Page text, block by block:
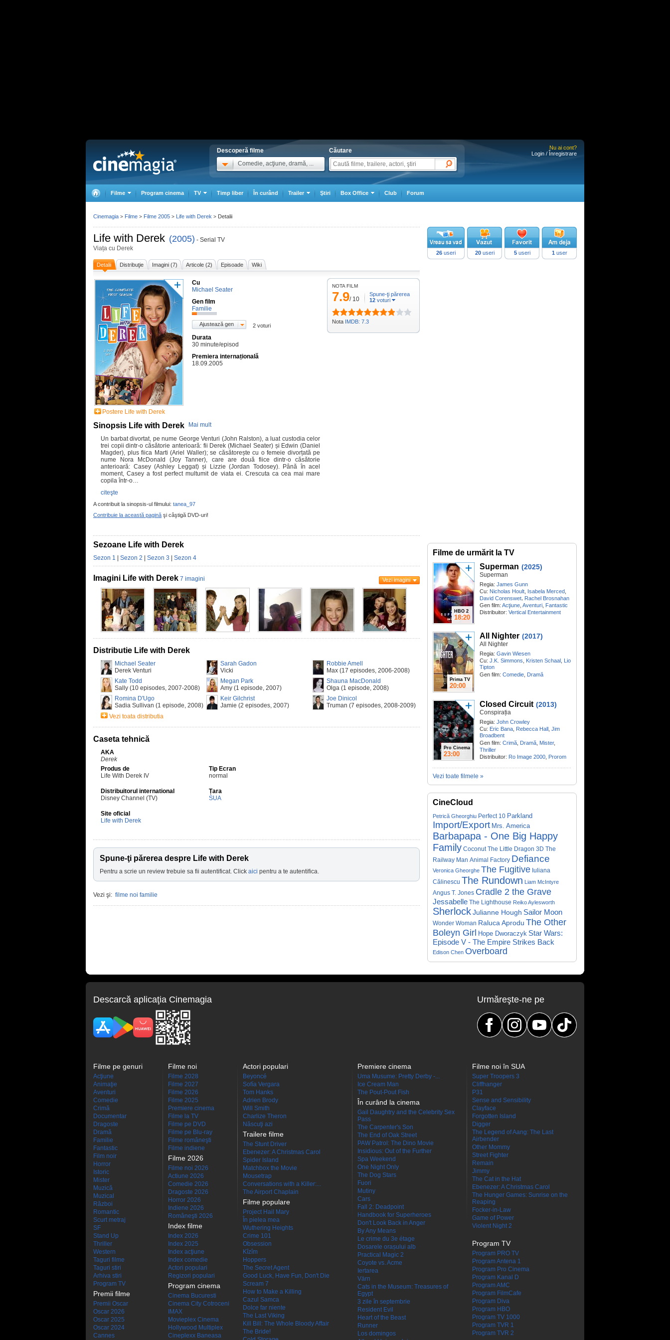
Descoperă filme
Comedie, acţiune, dramă, ...
Căutare
Nu ai cont?
Login / Înregistrare
Filme Program cinema TV Timp liber În curând Trailer Ştiri Box Office Club Forum
Life with Derek (2005) - Serial TV
Viața cu Derek
Detalii Distribuţie Imagini (7) Articole (2) Episoade Wiki
Postere Life with Derek
Cu
Michael Seater
Gen film
Familie
Ajustează gen 2 voturi
Durata
30 minute/episod
Premiera internațională
18.09.2005
Sinopsis Life with Derek
Mai mult
Un barbat divortat, pe nume George Venturi (John Ralston), a luat custodia celor
trei copii dintr-o căsătorie anterioară: fii Derek (Michael Seater) și Edwin (Daniel
Magder), plus fiica Marti (Ariel Waller); se căsătorește cu o femeie divorțată pe
nume Nora McDonald (Joy Tanner), care are două fiice dintr-o căsătorie
anterioară: Casey (Ashley Leggat) și Lizzie (Jordan Todosey). Până în acel
moment, Casey a fost perfect multumit de viata ei. Crescuta ca cea mai mare
copila într-o…
citeşte
A contribuit la sinopsis-ul filmului: tanea_97
Contribuie la această pagină şi câştigă DVD-uri!
NOTA FILM
7.9/ 10
Spune-ţi părerea
12 voturi
Nota IMDB: 7.3
26 useri 20useri 5useri 1 user
Sezoane Life with Derek
Sezon 1 Sezon 2 Sezon 3 Sezon 4
Imagini Life with Derek 7 imagini Vezi imagini
Distributie Life with Derek
Michael Seater
Derek Venturi
Sarah Gadon
Vicki
Robbie Amell
Max (17 episodes, 2006-2008)
Kate Todd
Sally (10 episodes, 2007-2008)
Megan Park
Amy (1 episode, 2007)
Shauna MacDonald
Olga (1 episode, 2008)
Romina D'Ugo
Sadia Sullivan (1 episode, 2008)
Keir Gilchrist
Jamie (2 episodes, 2007)
Joe Dinicol
Truman (7 episodes, 2008-2009)
Vezi toata distributia
Caseta tehnică
AKA
Derek
Produs de
Life With Derek IV
Tip Ecran
normal
Distribuitorul international
Disney Channel (TV)
Țara
SUA
Site oficial
Life with Derek
Spune-ţi părerea despre Life with Derek
Pentru a scrie un review trebuie sa fii autentificat. Click aici pentru a te autentifica.
Vezi şi: filme noi familie
Filme de urmărit la TV
HBO 2
18:20
Superman (2025)
Superman
Regia: James Gunn
Cu: Nicholas Hoult Isabela Merced
David Corenswet, Rachel Brosnahan
Gen film: Acţiune Aventuri Fantastic
Distribuitor: Vertical Entertainment
Prima TV
20:00
All Nighter (2017)
All Nighter
Regia: Gavin Wiesen
Cu: J.K. Simmons Kristen Schaal Lio
Tipton
Gen film: Comedie Dramă
Pro Cinema
23:00
Closed Circuit (2013)
Conspirația
Regia: John Crowley
Cu: Eric Bana Rebecca Hall Jim
Broadbent
Gen film: Crimă Dramă Mister,
Thriller
Distribuitor: Ro Image 2000 Prorom
Vezi toate filmele »
CineCloud
Petrică Gheorghiu Perfect 10 Parkland
Import/Export Mrs. America
Barbapapa - One Big Happy
Family Coconut The Little Dragon 3D The
Railway Man Animal Factory Defiance
Veronica Gheorghe The Fugitive Iuliana
Călinescu The Rundown Liam McIntyre
Angus T. Jones Cradle 2 the Grave
Jessabelle The Lighthouse Reiko Aylesworth
SherlockJulianne Hough Sailor Moon
Wonder Woman Raluca Aprodu The Other
Boleyn Girl Hope Dworaczyk Star Wars:
Episode V - The Empire Strikes Back
Edison Chen Overboard
Cinemagia > Filme > Filme 2005 > Life with Derek > Detalii
Descarcă aplicaţia Cinemagia Urmăreşte-ne pe
Filme pe genuri
Acţiune
Animaţie
Aventuri
Comedie
Crimă
Documentar
Dragoste
Dramă
Familie
Fantastic
Film noir
Horror
Istoric
Mister
Muzică
Muzical
Război
Romantic
Scurt metraj
SF
Stand Up
Thriller
Western
Taguri filme
Taguri stiri
Arhiva stiri
Program TV
Premii filme
Premii Oscar
Oscar 2026
Oscar 2025
Oscar 2024
Cannes
Filme noi
Filme 2028
Filme 2027
Filme 2026
Filme 2025
Premiere cinema
Filme la TV
Filme pe DVD
Filme pe Blu-ray
Filme româneşti
Filme indiene
Filme 2026
Filme noi 2026
Actiune 2026
Comedie 2026
Dragoste 2026
Horror 2026
Indiene 2026
Româneşti 2026
Index filme
Index 2026
Index 2025
Index acţiune
Index comedie
Actori populari
Regizori populari
Program cinema
Cinema Bucuresti
Cinema City Cotroceni
IMAX
Movieplex Cinema
Hollywood Multiplex
Cineplexx Baneasa
Actori populari
Beyoncé
Sofía Vergara
Tom Hanks
Adrien Brody
Will Smith
Charlize Theron
Născuţi azi
Trailere filme
The Stunt Driver
Ebenezer: A Christmas Carol
Spider Island
Matchbox the Movie
Mousetrap
Conversations with a Killer:...
The Airport Chaplain
Filme populare
Project Hail Mary
În pielea mea
Wuthering Heights
Crime 101
Obsession
Kîzîm
Hoppers
The Secret Agent
Good Luck, Have Fun, Don't Die
Scream 7
How to Make a Killing
Cazul Samca
Dolce far niente
The Last Viking
Kill Bill: The Whole Bloody Affair
The Bride!
Premiere cinema
Uma Musume: Pretty Derby -...
Ice Cream Man
The Pout-Pout Fish
În curând la cinema
Gail Daughtry and the Celebrity Sex
Pass
The Carpenter's Son
The End of Oak Street
PAW Patrol: The Dino Movie
Insidious: Out of the Further
Spa Weekend
One Night Only
The Dog Stars
Fuori
Mutiny
Cars
Fall 2: Deadpoint
Handbook for Superheroes
Don't Look Back in Anger
By Any Means
Le crime du 3e étage
Dosarele orașului alb
Practical Magic 2
Coyote vs. Acme
Iertarea
Värn
Cats in the Museum: Treasures of
Egypt
3 zile în septembrie
Resident Evil
Heart of the Beast
Runner
Los domingos
Filme noi în SUA
Super Troopers 3
Cliffhanger
P31
Sense and Sensibility
Clayface
Forgotten Island
Digger
The Legend of Aang: The Last
Airbender
Other Mommy
Street Fighter
Remain
Jimmy
The Cat in the Hat
Ebenezer: A Christmas Carol
The Hunger Games: Sunrise on the
Reaping
Focker-in-Law
Game of Power
Violent Night 2
Program TV
Program PRO TV
Program Antena 1
Program Pro Cinema
Program Kanal D
Program AMC
Program FilmCafe
Program Diva
Program HBO
Program TV 1000
Program TVR 1
Program TVR 2